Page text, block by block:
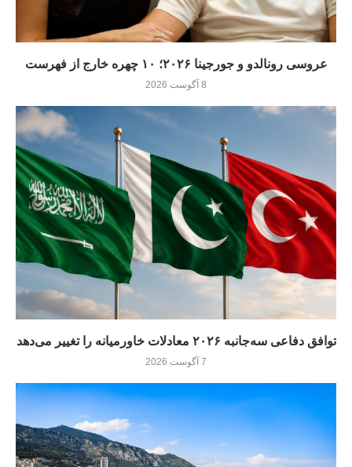
عروسی رونالدو و جورجینا ۲۰۲۶؛ ۱۰ چهره خارج از فهرست
8 آگوست 2026
توافق دفاعی سه‌جانبه ۲۰۲۶ معادلات خاورمیانه را تغییر می‌دهد
7 آگوست 2026